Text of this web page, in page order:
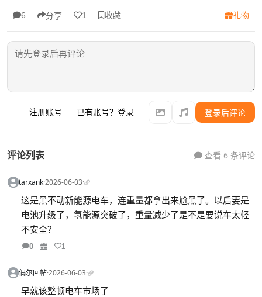
6 分享 1 收藏 礼物
注册账号 已有账号？登录 登录后评论
评论列表 查看 6 条评论
tarxank·2026-06-03·
这是黑不动新能源电车，连重量都拿出来尬黑了。以后要是
电池升级了，氢能源突破了，重量减少了是不是要说车太轻
不安全？
0 1
偶尔回帖·2026-06-03·
早就该整顿电车市场了